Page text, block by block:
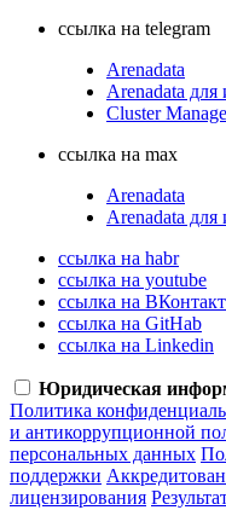
ссылка на telegram
Arenadata
Arenadata для
Cluster
ссылка на max
Arenadata
Arenadata для
ссылка на habr
ссылка на youtube
ссылка на
ссылка на GitHab
ссылка на Linkedin
Юридическая
Политика
и антикоррупционной
персональных данных
поддержки
лицензирования